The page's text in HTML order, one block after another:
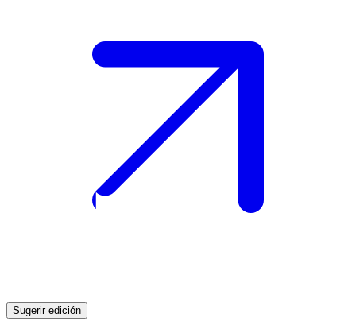
Sugerir edición